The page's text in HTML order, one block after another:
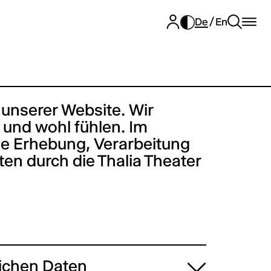
De En
Website. Wir
wohl fühlen. Im
Erhebung, Verarbeitung
durch die Thalia Theater
Daten